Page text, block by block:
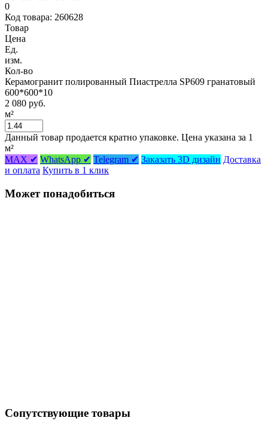
0
Код товара: 260628
Товар
Цена
Ед.
изм.
Кол-во
Керамогранит полированный Пиастрелла SP609 гранатовый
600*600*10
2 080 руб.
м²
Данный товар продается кратно упаковке. Цена указана за 1
м²
MAX ✔ WhatsApp ✔ Telegram ✔ Заказать 3D дизайн Доставка
и оплата Купить в 1 клик
Может понадобиться
Сопутствующие товары